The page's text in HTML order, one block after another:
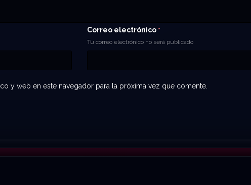
Correo electrónico *
Tu correo electrónico no será publicado
y web en este navegador para la próxima vez que comente.